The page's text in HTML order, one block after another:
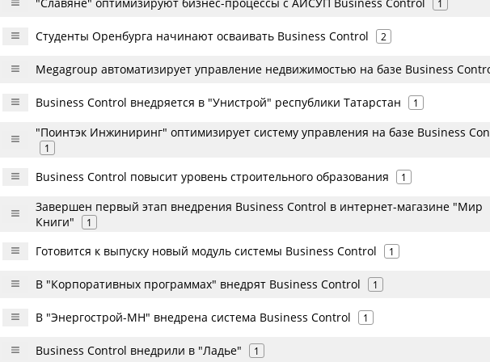
1
Студенты Оренбурга начинают осваивать Business Control 2
Megagroup автоматизирует управление недвижимостью на базе Business
Business Control внедряется в "Унистрой" республики Татарстан 1
"Поинтэк Инжиниринг" оптимизирует систему управления на базе Business
1
Business Control повысит уровень строительного образования 1
Завершен первый этап внедрения Business Control в интернет-магазине "Мир
Книги"
1
Готовится к выпуску новый модуль системы Business Control 1
В "Корпоративных программах" внедрят Business Control 1
В "Энергострой-МН" внедрена система Business Control 1
Business Control внедрили в "Ладье" 1